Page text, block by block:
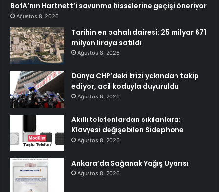
BofA’nın Hartnett’i savunma hisselerine geçişi öneriyor
Ağustos 8, 2026
Tarihin en pahalı dairesi: 25 milyar 671
milyon liraya satıldı
Ağustos 8, 2026
Dünya CHP’deki krizi yakından takip
ediyor, acil koduyla duyuruldu
Ağustos 8, 2026
Akıllı telefonlardan sıkılanlara:
Klavyesi değişebilen Sidephone
Ağustos 8, 2026
Ankara’da Sağanak Yağış Uyarısı
Ağustos 8, 2026